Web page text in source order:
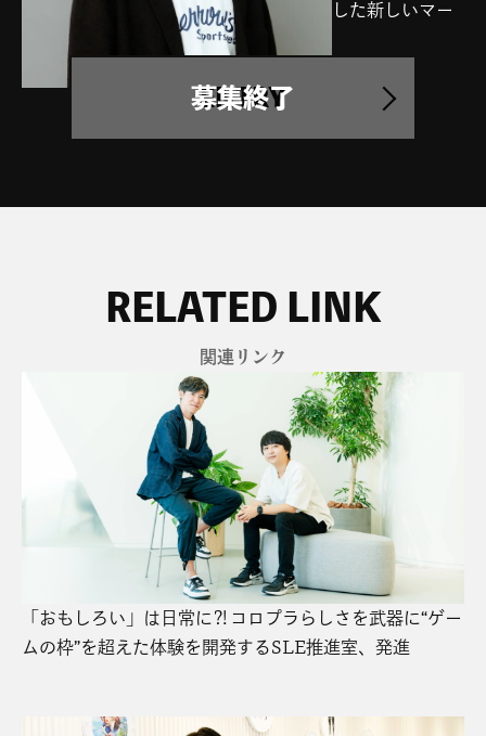
プロセスの変革や、テクノロジーを駆使した新しいマー
ケティング領域の開拓を担っている。
ENTRY
関連リンク
「おもしろい」は日常に⁈コロプラらしさを武器に“ゲー
ムの枠”を超えた体験を開発するSLE推進室、発進